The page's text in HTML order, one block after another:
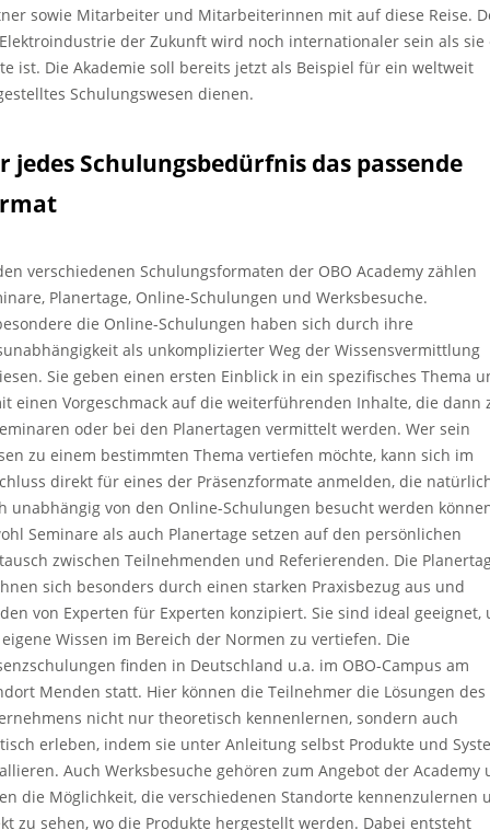
sowie Mitarbeiter und Mitarbeiterinnen mit auf diese Reise.
der Zukunft wird noch internationaler sein als sie
ist. Die Akademie soll bereits jetzt als Beispiel für ein weltweit
Schulungswesen dienen.
jedes Schulungsbedürfnis das passende
verschiedenen Schulungsformaten der OBO Academy zählen
Planertage, Online-Schulungen und Werksbesuche.
die Online-Schulungen haben sich durch ihre
als unkomplizierter Weg der Wissensvermittlung
Sie geben einen ersten Einblick in ein spezifisches Thema
einen Vorgeschmack auf die weiterführenden Inhalte, die dann
oder bei den Planertagen vermittelt werden. Wer sein
zu einem bestimmten Thema vertiefen möchte, kann sich im
direkt für eines der Präsenzformate anmelden, die
unabhängig von den Online-Schulungen besucht werden
Seminare als auch Planertage setzen auf den persönlichen
zwischen Teilnehmenden und Referierenden. Die
sich besonders durch einen starken Praxisbezug aus und
von Experten für Experten konzipiert. Sie sind ideal geeignet,
Wissen im Bereich der Normen zu vertiefen. Die
finden in Deutschland u.a. im OBO-Campus am
Menden statt. Hier können die Teilnehmer die Lösungen des
nicht nur theoretisch kennenlernen, sondern auch
erleben, indem sie unter Anleitung selbst Produkte und
Auch Werksbesuche gehören zum Angebot der Academy
die Möglichkeit, die verschiedenen Standorte kennenzulernen
zu sehen, wo die Produkte hergestellt werden. Dabei entsteht